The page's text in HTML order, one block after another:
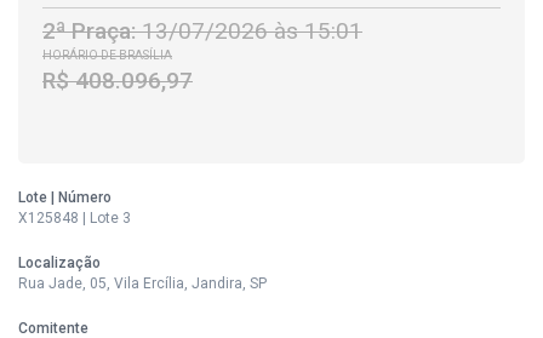
2ª Praça:13/07/2026 às 15:01
HORÁRIO DE BRASÍLIA
R$ 408.096,97
Lote | Número
X125848 | Lote 3
Localização
Rua Jade, 05, Vila Ercília, Jandira, SP
Comitente